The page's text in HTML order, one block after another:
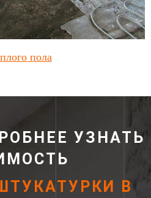
пола
УЗНАТЬ
В